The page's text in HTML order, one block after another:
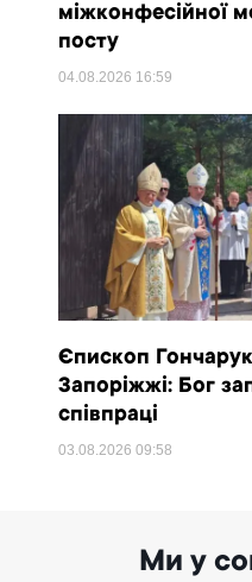
міжконфесійної
посту
04.08.2026 16:59
Єпископ Гончарук
Запоріжжі: Бог
співпраці
03.08.202609:58
Ми у